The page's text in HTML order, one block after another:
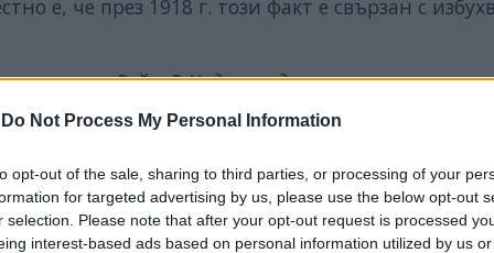
Do Not Process My Personal Information
opt-out of the sale, sharing to third parties, or processing of your
for targeted advertising by us, please use the below opt-out
selection. Please note that after your opt-out request is processed
interest-based ads based on personal information utilized by us
е, че през 1918 г. този факт е свързан с
на река Рейн. В Нидерландия никога не е
авторът на материала.
НОВИНИ »